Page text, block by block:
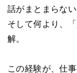
話がまとまらな
そして何より、
解。
この経験が、仕